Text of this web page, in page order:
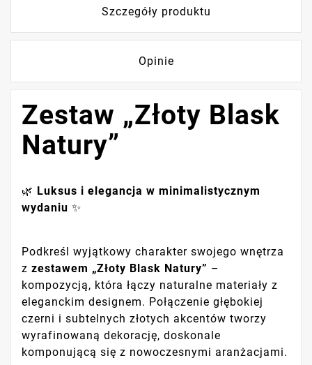
Szczegóły produktu
Opinie
Zestaw „Złoty Blask
Natury”
🌿 Luksus i elegancja w minimalistycznym
wydaniu ✨
Podkreśl wyjątkowy charakter swojego wnętrza
z zestawem „Złoty Blask Natury” –
kompozycją, która łączy naturalne materiały z
eleganckim designem. Połączenie głębokiej
czerni i subtelnych złotych akcentów tworzy
wyrafinowaną dekorację, doskonale
komponującą się z nowoczesnymi aranżacjami.